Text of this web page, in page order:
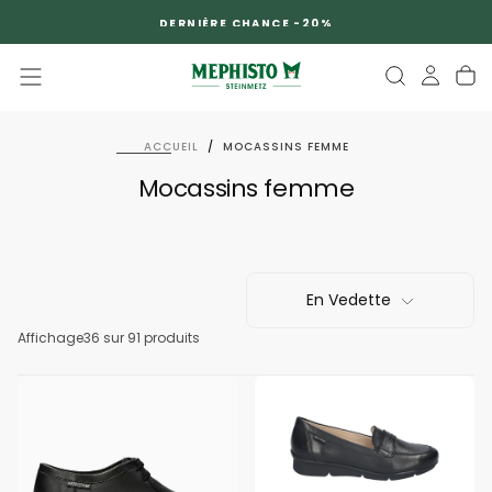
DERNIÈRE CHANCE -20%
ACCUEIL / MOCASSINS FEMME
Mocassins femme
En Vedette
Affichage36 sur 91 produits